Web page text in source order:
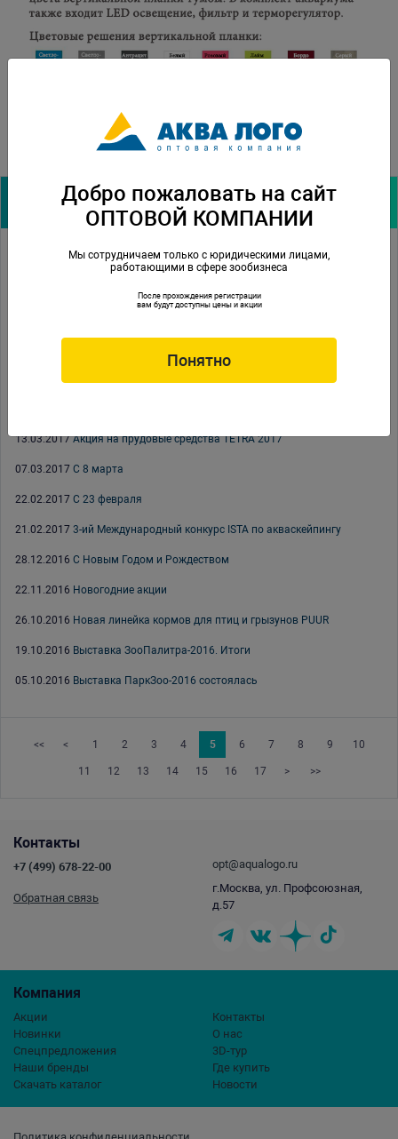
Архив новостей:
02.06.2017Светильники Tetronic LED ProLine
04.04.2017
13.03.2017Акция на прудовые средства TETRA 2017
07.03.2017 С 8 марта
22.02.2017 С 23 февраля
21.02.2017 3-ий Международный конкурс ISTA по акваскейпингу
28.12.2016 С Новым Годом и Рождеством
22.11.2016 Новогодние акции
26.10.2016 Новая линейка кормов для птиц и грызунов PUUR
19.10.2016 Выставка ЗооПалитра-2016. Итоги
05.10.2016 Выставка ПаркЗоо-2016 состоялась
<< < 1 2 3 4 5 6 7 8 9 10
11 12 13 14 15 16 17 > >>
Компания
Акции
Новинки
Спецпредложения
Наши бренды
Скачать каталог
Контакты
О нас
3D-тур
Где купить
Новости
Контакты
+7 (499) 678-22-00
Обратная связь
opt@aqualogo.ru
г.Москва, ул. Профсоюзная,
д.57
Добро пожаловать на сайт
ОПТОВОЙ КОМПАНИИ
Мы сотрудничаем только с юридическими лицами,
работающими в сфере зообизнеса
После прохождения регистрации
вам будут доступны цены и акции
Понятно